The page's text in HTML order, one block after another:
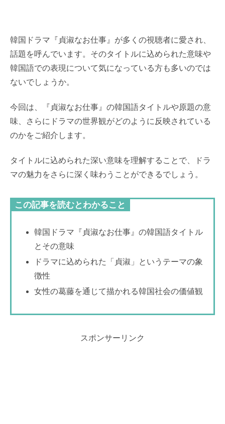
韓国ドラマ『貞淑なお仕事』が多くの視聴者に愛され、
話題を呼んでいます。そのタイトルに込められた意味や
韓国語での表現について気になっている方も多いのでは
ないでしょうか。
今回は、『貞淑なお仕事』の韓国語タイトルや原題の意
味、さらにドラマの世界観がどのように反映されている
のかをご紹介します。
タイトルに込められた深い意味を理解することで、ドラ
マの魅力をさらに深く味わうことができるでしょう。
この記事を読むとわかること
韓国ドラマ『貞淑なお仕事』の韓国語タイトル
とその意味
ドラマに込められた「貞淑」というテーマの象
徴性
女性の葛藤を通じて描かれる韓国社会の価値観
スポンサーリンク